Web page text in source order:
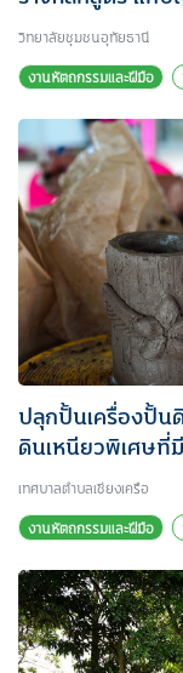
วิทยาลัยชุมชนอุทัยธานี
งานหัตถกรรมและฝีมือ
ปลุกปั้นเครื่องปั้น
ดินเหนียวพิเศษที่
เทศบาลตำบลเชียงเครือ
งานหัตถกรรมและฝีมือ